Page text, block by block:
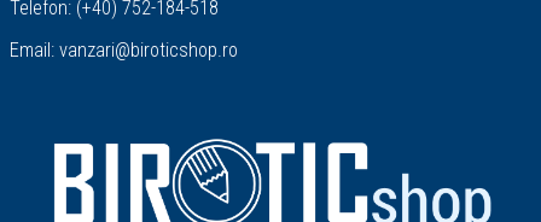
Telefon: (+40) 752-184-518
Email: vanzari@biroticshop.ro